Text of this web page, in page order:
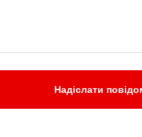
Надіслати